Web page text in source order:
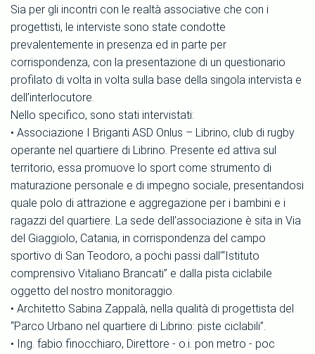
Sia per gli incontri con le realtà associative che con i
progettisti, le interviste sono state condotte
prevalentemente in presenza ed in parte per
corrispondenza, con la presentazione di un questionario
profilato di volta in volta sulla base della singola intervista e
dell’interlocutore.
Nello specifico, sono stati intervistati:
• Associazione I Briganti ASD Onlus – Librino, club di rugby
operante nel quartiere di Librino. Presente ed attiva sul
territorio, essa promuove lo sport come strumento di
maturazione personale e di impegno sociale, presentandosi
quale polo di attrazione e aggregazione per i bambini e i
ragazzi del quartiere. La sede dell’associazione è sita in Via
del Giaggiolo, Catania, in corrispondenza del campo
sportivo di San Teodoro, a pochi passi dall’“Istituto
comprensivo Vitaliano Brancati” e dalla pista ciclabile
oggetto del nostro monitoraggio.
• Architetto Sabina Zappalà, nella qualità di progettista del
“Parco Urbano nel quartiere di Librino: piste ciclabili”.
• Ing. fabio finocchiaro, Direttore - o.i. pon metro - poc